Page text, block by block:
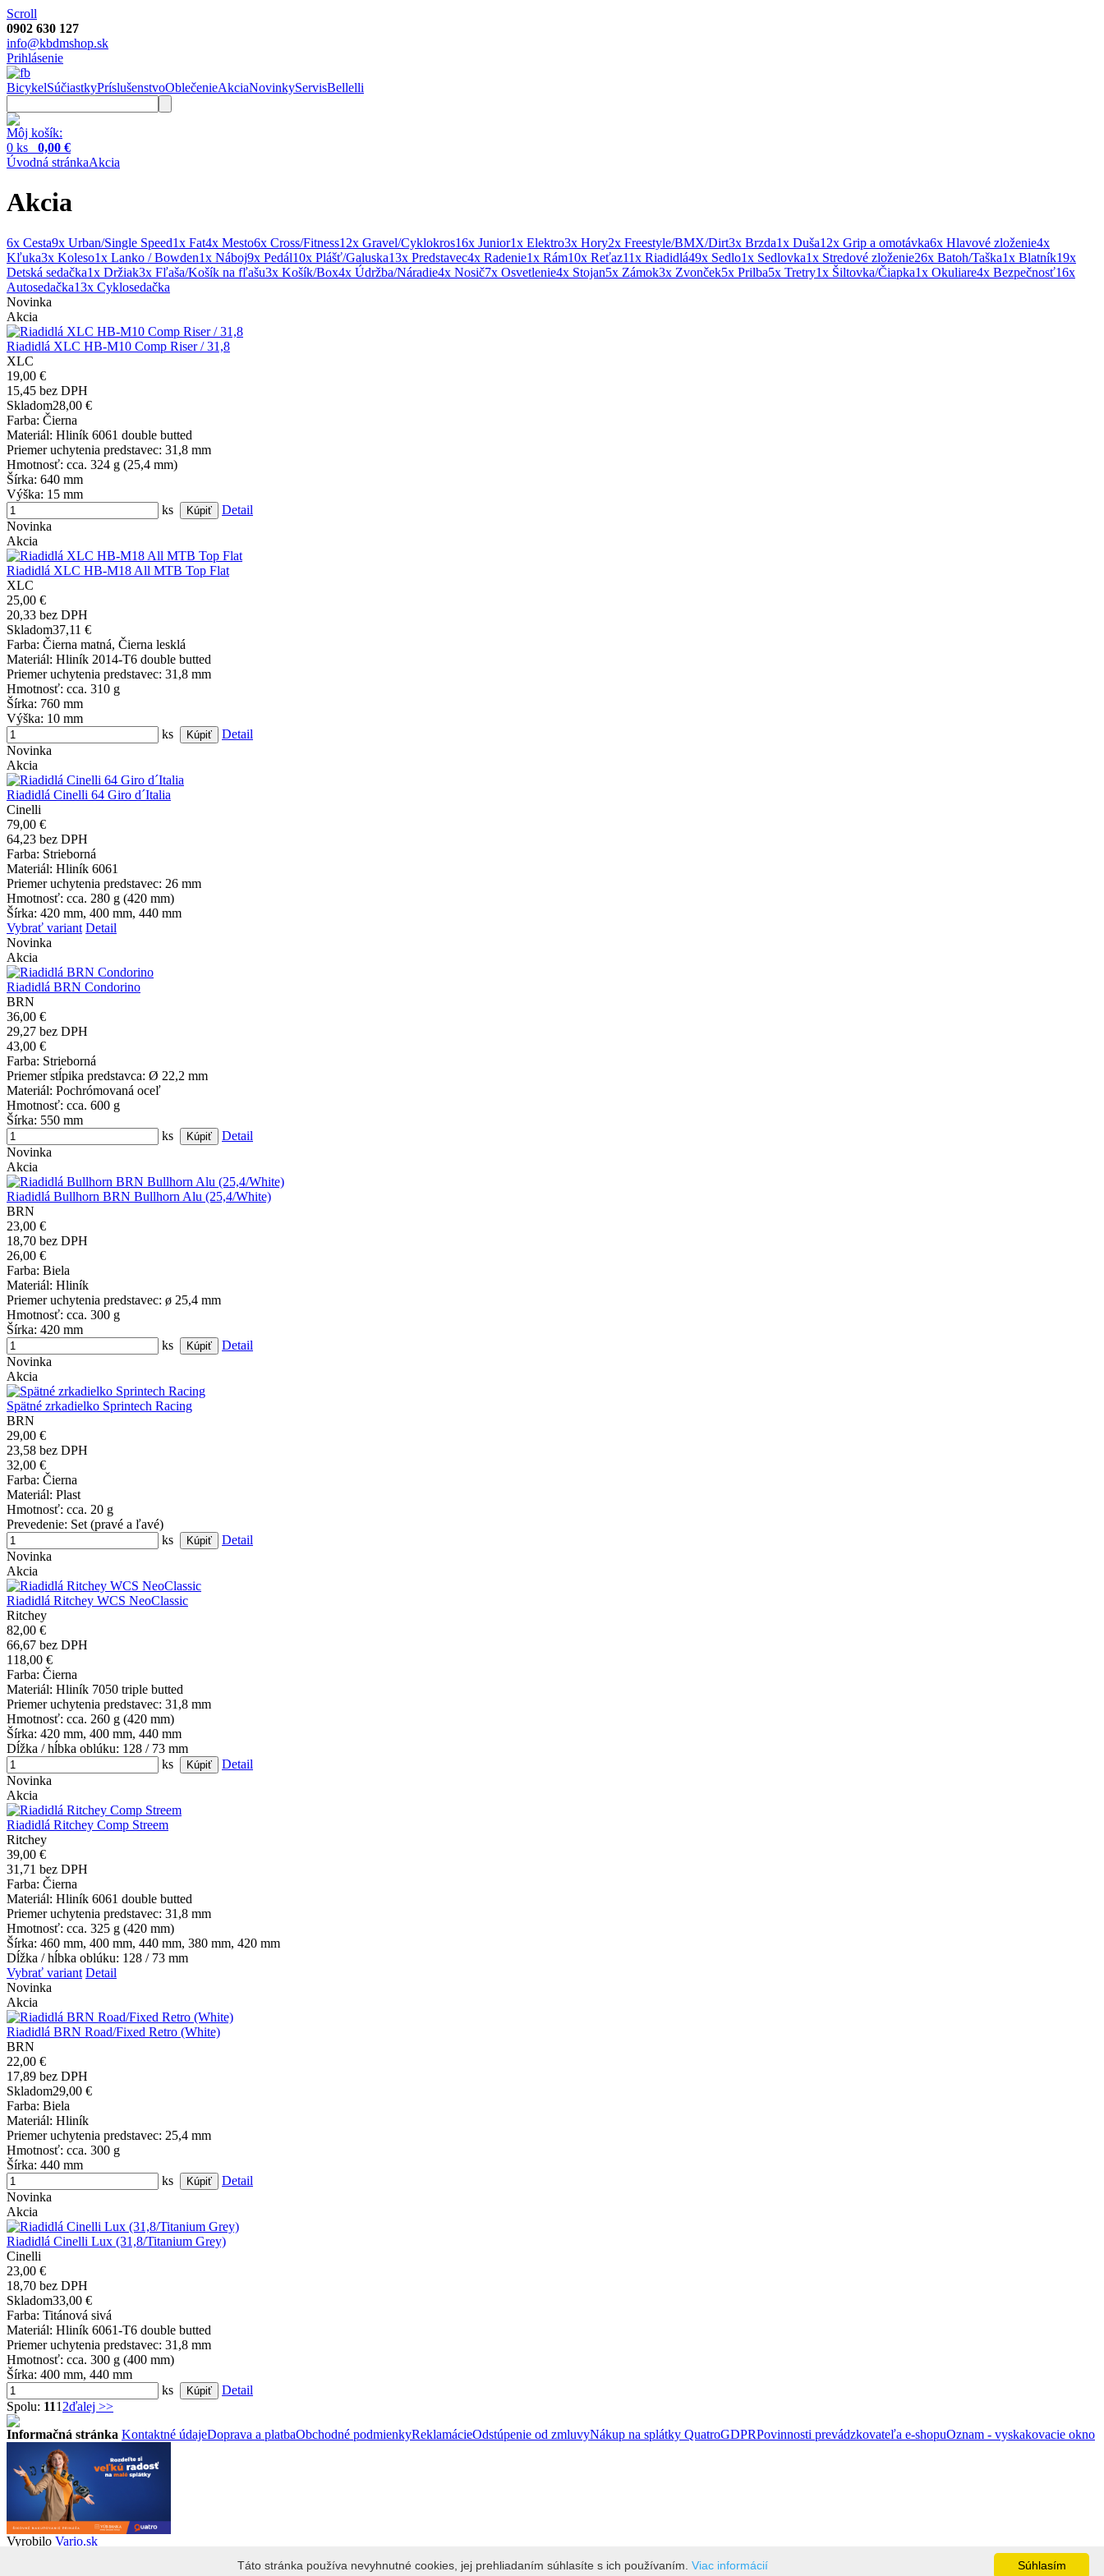
Scroll
0902 630 127
info@kbdmshop.sk
Prihlásenie
BicykelSúčiastkyPríslušenstvoOblečenieAkciaNovinkyServisBellelli
Môj košík:
0 ks 0,00 €
Úvodná stránkaAkcia
Akcia
6x Cesta9x Urban/Single Speed1x Fat4x Mesto6x Cross/Fitness12x Gravel/Cyklokros16x Junior1x Elektro3x Hory2x Freestyle/BMX/Dirt3x Brzda1x Duša12x Grip a omotávka6x Hlavové zloženie4x
Kľuka3x Koleso1x Lanko / Bowden1x Náboj9x Pedál10x Plášť/Galuska13x Predstavec4x Radenie1x Rám10x Reťaz11x Riadidlá49x Sedlo1x Sedlovka1x Stredové zloženie26x Batoh/Taška1x Blatník19x
Detská sedačka1x Držiak3x Fľaša/Košík na fľašu3x Košík/Box4x Údržba/Náradie4x Nosič7x Osvetlenie4x Stojan5x Zámok3x Zvonček5x Prilba5x Tretry1x Šiltovka/Čiapka1x Okuliare4x Bezpečnosť16x
Autosedačka13x Cyklosedačka
Novinka
Akcia
Riadidlá XLC HB-M10 Comp Riser / 31,8
XLC
19,00 €
15,45 bez DPH
Skladom28,00 €
Farba: Čierna
Materiál: Hliník 6061 double butted
Priemer uchytenia predstavec: 31,8 mm
Hmotnosť: cca. 324 g (25,4 mm)
Šírka: 640 mm
Výška: 15 mm
ks
Detail
Novinka
Akcia
Riadidlá XLC HB-M18 All MTB Top Flat
XLC
25,00 €
20,33 bez DPH
Skladom37,11 €
Farba: Čierna matná, Čierna lesklá
Materiál: Hliník 2014-T6 double butted
Priemer uchytenia predstavec: 31,8 mm
Hmotnosť: cca. 310 g
Šírka: 760 mm
Výška: 10 mm
ks
Detail
Novinka
Akcia
Riadidlá Cinelli 64 Giro d´Italia
Cinelli
79,00 €
64,23 bez DPH
Farba: Strieborná
Materiál: Hliník 6061
Priemer uchytenia predstavec: 26 mm
Hmotnosť: cca. 280 g (420 mm)
Šírka: 420 mm, 400 mm, 440 mm
Vybrať variant Detail
Novinka
Akcia
Riadidlá BRN Condorino
BRN
36,00 €
29,27 bez DPH
43,00 €
Farba: Strieborná
Priemer stĺpika predstavca: Ø 22,2 mm
Materiál: Pochrómovaná oceľ
Hmotnosť: cca. 600 g
Šírka: 550 mm
ks
Detail
Novinka
Akcia
Riadidlá Bullhorn BRN Bullhorn Alu (25,4/White)
BRN
23,00 €
18,70 bez DPH
26,00 €
Farba: Biela
Materiál: Hliník
Priemer uchytenia predstavec: ø 25,4 mm
Hmotnosť: cca. 300 g
Šírka: 420 mm
ks
Detail
Novinka
Akcia
Spätné zrkadielko Sprintech Racing
BRN
29,00 €
23,58 bez DPH
32,00 €
Farba: Čierna
Materiál: Plast
Hmotnosť: cca. 20 g
Prevedenie: Set (pravé a ľavé)
ks
Detail
Novinka
Akcia
Riadidlá Ritchey WCS NeoClassic
Ritchey
82,00 €
66,67 bez DPH
118,00 €
Farba: Čierna
Materiál: Hliník 7050 triple butted
Priemer uchytenia predstavec: 31,8 mm
Hmotnosť: cca. 260 g (420 mm)
Šírka: 420 mm, 400 mm, 440 mm
Dĺžka / hĺbka oblúku: 128 / 73 mm
ks
Detail
Novinka
Akcia
Riadidlá Ritchey Comp Streem
Ritchey
39,00 €
31,71 bez DPH
Farba: Čierna
Materiál: Hliník 6061 double butted
Priemer uchytenia predstavec: 31,8 mm
Hmotnosť: cca. 325 g (420 mm)
Šírka: 460 mm, 400 mm, 440 mm, 380 mm, 420 mm
Dĺžka / hĺbka oblúku: 128 / 73 mm
Vybrať variant Detail
Novinka
Akcia
Riadidlá BRN Road/Fixed Retro (White)
BRN
22,00 €
17,89 bez DPH
Skladom29,00 €
Farba: Biela
Materiál: Hliník
Priemer uchytenia predstavec: 25,4 mm
Hmotnosť: cca. 300 g
Šírka: 440 mm
ks
Detail
Novinka
Akcia
Riadidlá Cinelli Lux (31,8/Titanium Grey)
Cinelli
23,00 €
18,70 bez DPH
Skladom33,00 €
Farba: Titánová sivá
Materiál: Hliník 6061-T6 double butted
Priemer uchytenia predstavec: 31,8 mm
Hmotnosť: cca. 300 g (400 mm)
Šírka: 400 mm, 440 mm
ks
Detail
Spolu: 111 2ďalej >>
Informačná stránka Kontaktné údajeDoprava a platbaObchodné podmienkyReklamácieOdstúpenie od zmluvyNákup na splátky QuatroGDPRPovinnosti prevádzkovateľa e-shopuOznam - vyskakovacie okno
Vyrobilo Vario.sk
Táto stránka používa cookies, jej prehliadaním súhlasíte s ich používaním.Viac informácií Súhlasím
Táto stránka používa nevyhnutné cookies, jej prehliadaním súhlasíte s ich používaním. Viac informácií